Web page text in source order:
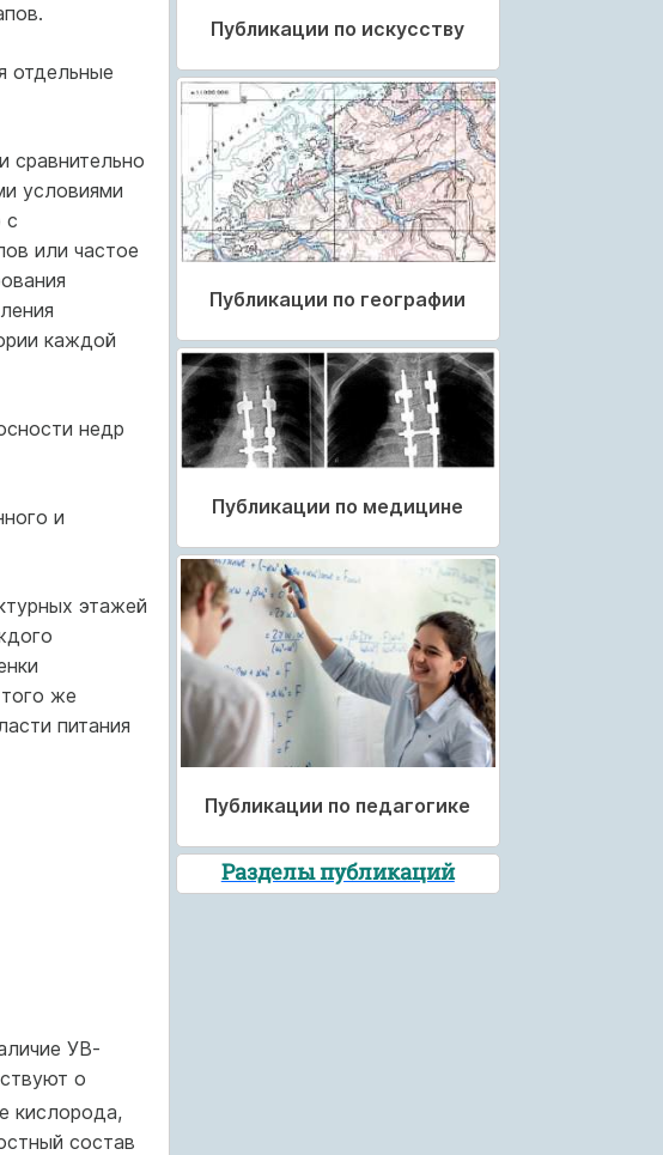
отдельные
сравнительно
условиями
с
или частое
каждой
недр
и
этажей
же
питания
УВ-
о
кислорода,
состав
Публикации по искусству
Публикации по географии
Публикации по медицине
Публикации по педагогике
Разделы публикаций